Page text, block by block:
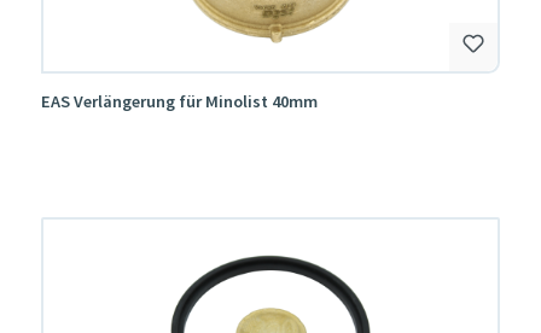
EAS Verlängerung für Minolist 40mm